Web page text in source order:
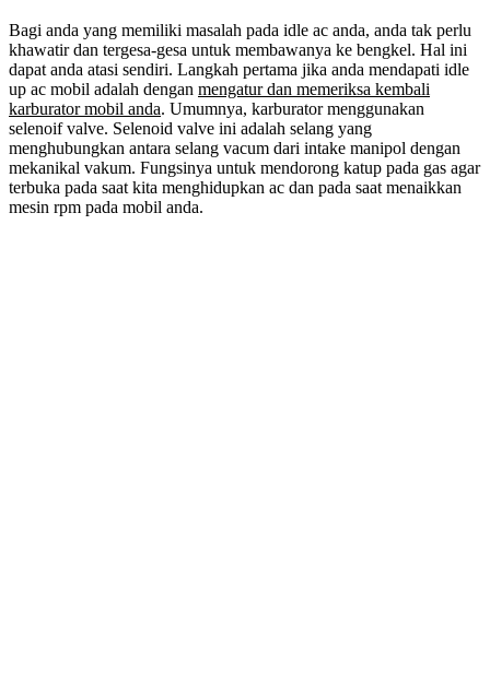
Bagi anda yang memiliki masalah pada idle ac anda, anda tak perlu
khawatir dan tergesa-gesa untuk membawanya ke bengkel. Hal ini
dapat anda atasi sendiri. Langkah pertama jika anda mendapati idle
up ac mobil adalah dengan mengatur dan memeriksa kembali
karburator mobil anda. Umumnya, karburator menggunakan
selenoif valve. Selenoid valve ini adalah selang yang
menghubungkan antara selang vacum dari intake manipol dengan
mekanikal vakum. Fungsinya untuk mendorong katup pada gas agar
terbuka pada saat kita menghidupkan ac dan pada saat menaikkan
mesin rpm pada mobil anda.